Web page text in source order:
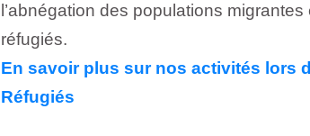
l’abnégation des populations
réfugiés.
En savoir plus sur nos activités lors
Réfugiés